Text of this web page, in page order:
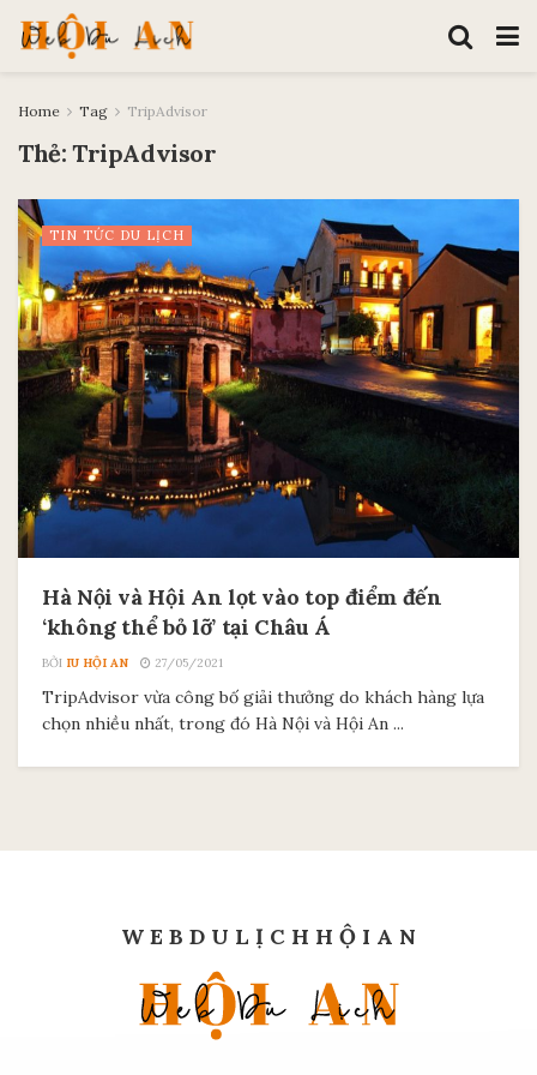
Home Tag TripAdvisor
Thẻ:TripAdvisor
TIN TỨC DU LỊCH
Hà Nội và Hội An lọt vào top điểm đến
‘không thể bỏ lỡ’ tại Châu Á
BỞI IU HỘI AN 27/05/2021
TripAdvisor vừa công bố giải thưởng do khách hàng lựa
chọn nhiều nhất, trong đó Hà Nội và Hội An ...
W E B D U L Ị C H H Ộ I A N